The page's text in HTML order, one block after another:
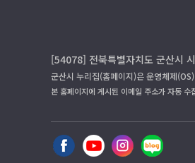
[54078] 전북특별자치도 군산시
군산시 누리집(홈페이지)은 운영체제
본 홈페이지에 게시된 이메일 주소가 자동